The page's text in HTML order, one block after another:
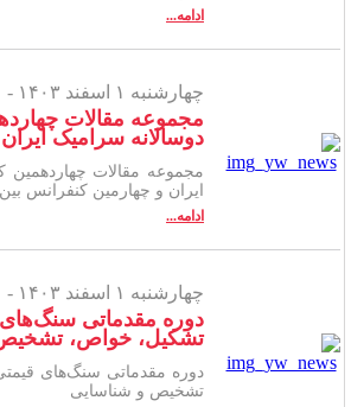
ادامه...
چهارشنبه ۱ اسفند ۱۴۰۳ -
مجموعه مقالات
دوسالانه سرامیک ایران
مجموعه مقالات چهاردهمین
ایران و چهارمین کنفرانس بین
ادامه...
چهارشنبه ۱ اسفند ۱۴۰۳ -
دوره مقدماتی سنگ‌های
تشکیل، خواص، تشخیص
دوره مقدماتی سنگ‌های
تشخیص و شناسایی